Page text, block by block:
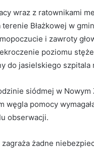
wraz z ratownikami
Błażkowej w
i zawroty
poziomu
do jasielskiego szpitala
siódmej w
węgla pomocy
obserwacji.
żadne